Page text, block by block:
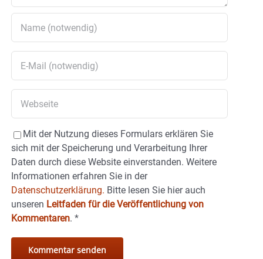
Mit der Nutzung dieses Formulars erklären Sie
sich mit der Speicherung und Verarbeitung Ihrer
Daten durch diese Website einverstanden. Weitere
Informationen erfahren Sie in der
Datenschutzerklärung. Bitte lesen Sie hier auch
unseren Leitfaden für die Veröffentlichung von
Kommentaren. *